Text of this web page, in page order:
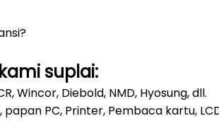
suplai:
Wincor, Diebold, NMD, Hyosung, dll.
PC, Printer, Pembaca kartu,